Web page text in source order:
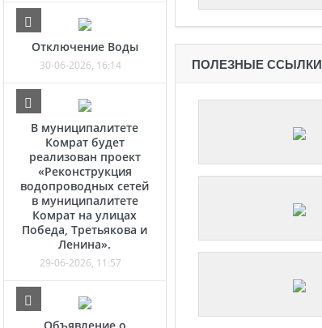
Отключение Воды
30-06-2026, 16:14
В муниципалитете
Комрат будет
реализован проект
«Реконструкция
водопроводных сетей
в муниципалитете
Комрат на улицах
Победа, Третьякова и
Ленина».
29-06-2026, 11:57
ПОЛЕЗНЫЕ ССЫЛКИ